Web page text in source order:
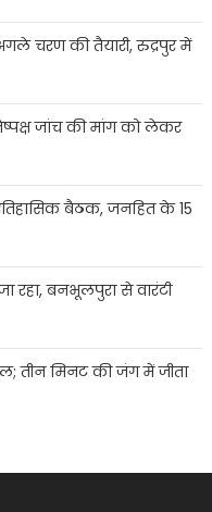
चरण की तैयारी, रुद्रपुर में
जांच की मांग को लेकर
बैठक, जनहित के 15
रहा, बनभूलपुरा से वारंटी
तीन मिनट की जंग में जीता